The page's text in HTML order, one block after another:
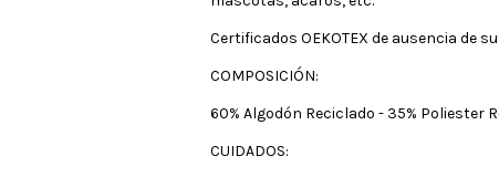
Certificados OEKOTEX de ausencia de
COMPOSICIÓN:
60% Algodón Reciclado - 35% Poliester
CUIDADOS: